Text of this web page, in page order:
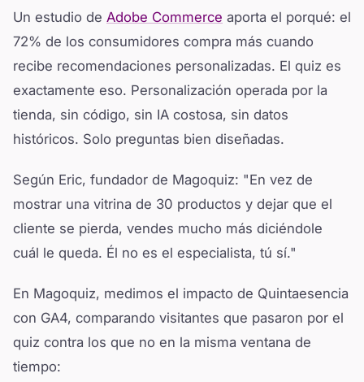
Un estudio de Adobe Commerce aporta el porqué: el
72% de los consumidores compra más cuando
recibe recomendaciones personalizadas. El quiz es
exactamente eso. Personalización operada por la
tienda, sin código, sin IA costosa, sin datos
históricos. Solo preguntas bien diseñadas.
Según Eric, fundador de Magoquiz: "En vez de
mostrar una vitrina de 30 productos y dejar que el
cliente se pierda, vendes mucho más diciéndole
cuál le queda. Él no es el especialista, tú sí."
En Magoquiz, medimos el impacto de Quintaesencia
con GA4, comparando visitantes que pasaron por el
quiz contra los que no en la misma ventana de
tiempo: